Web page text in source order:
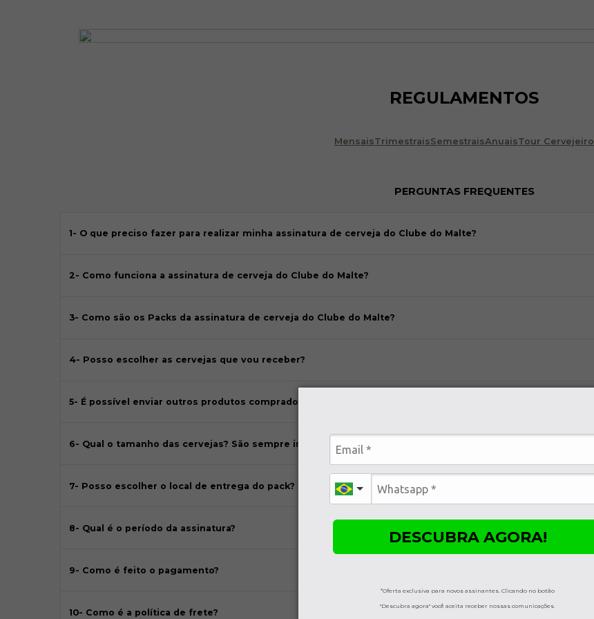
DESCUBRA AGORA!
*Oferta exclusiva para novos assinantes. Clicando no botão
"Descubra agora" você aceita receber nossas comunicações.
REGULAMENTOS
MensaisTrimestraisSemestraisAnuaisTour Cervejeiro
PERGUNTAS FREQUENTES
1- O que preciso fazer para realizar minha assinatura de cerveja do Clube do Malte?
2- Como funciona a assinatura de cerveja do Clube do Malte?
3- Como são os Packs da assinatura de cerveja do Clube do Malte?
4- Posso escolher as cervejas que vou receber?
5- É possível enviar outros produtos comprados no site com o pack da assinatura?
6- Qual o tamanho das cervejas? São sempre importadas?
7- Posso escolher o local de entrega do pack?
8- Qual é o período da assinatura?
9- Como é feito o pagamento?
10- Como é a política de frete?